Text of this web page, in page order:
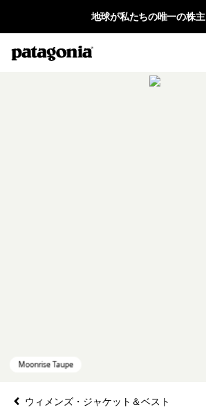
地球が私たちの唯一の株主
ウィメンズ・ジャケット＆ベスト